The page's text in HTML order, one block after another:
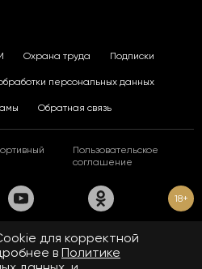
Охрана труда Подписки
персональных данных
Обратная связь
Пользовательское
соглашение
18+
технологии. Подробнее
технологий.
издание «www.matchtv.ru»
для корректной
в Политике